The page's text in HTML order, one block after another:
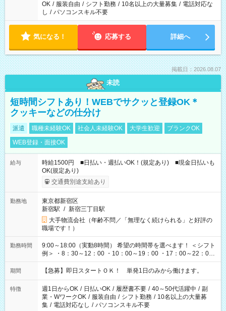
OK / 服装自由 / シフト勤務 / 10名以上の大量募集 / 電話対応な
し / パソコンスキル不要
気になる！ 応募する 詳細へ
掲載日：2026.08.07
未読
短時間シフトあり！WEBでサクッと登録OK＊
クッキーなどの仕分け
派遣 職種未経験OK 社会人未経験OK 大学生歓迎
ブランクOK
WEB登録・面接OK
給与
時給1500円 ■日払い・週払いOK！(規定あり) ■現金日払いも
OK(規定あり)
交通費別途支給あり
勤務地
東京都新宿区
新宿駅 / 新宿三丁目駅
大手物流会社（年齢不問／「無理なく続けられる」と好評の
職場です！）
勤務時間
9:00～18:00（実動8時間） 希望の時間帯を選べます！ ＜シフト
例＞ ・8：30～12：00 ・10：00～19：00 ・17：00～22：00
・13：00～22：00 ・22：00～翌6：00 など
期間 【急募】即日スタートＯＫ！ 単発1日のみから働けます。
特徴 週1日からOK / 日払いOK / 履歴書不要 / 40～50代活躍中 / 副
業・WワークOK / 服装自由 / シフト勤務 / 10名以上の大量募
集 / 電話対応なし / パソコンスキル不要